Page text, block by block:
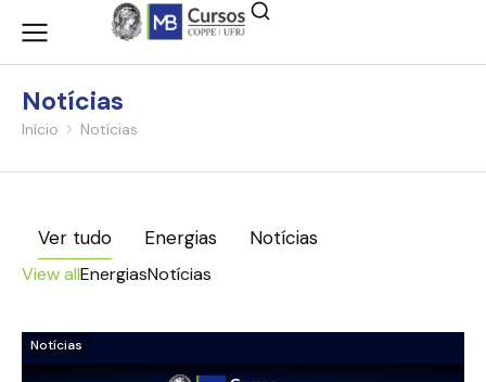
Notícias
Você está aqui:
Início Notícias
Ver tudo Energias Notícias
View allEnergiasNotícias
Notícias